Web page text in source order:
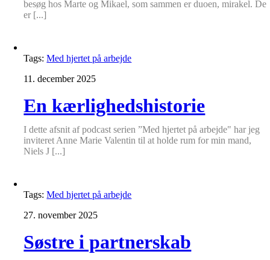
besøg hos Marte og Mikael, som sammen er duoen, mirakel. De
er [...]
Tags:Med hjertet på arbejde
11. december 2025
En kærlighedshistorie
I dette afsnit af podcast serien ”Med hjertet på arbejde" har jeg
inviteret Anne Marie Valentin til at holde rum for min mand,
Niels J [...]
Tags:Med hjertet på arbejde
27. november 2025
Søstre i partnerskab